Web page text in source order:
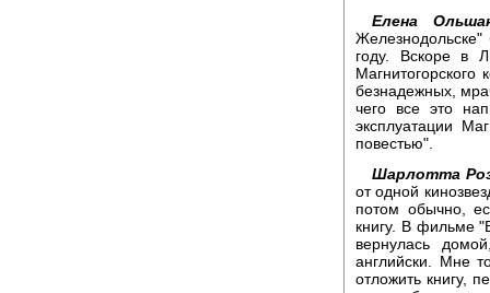
Елена
году. Вскоре в
Магнитогорского
безнадежных,
чего все это
эксплуатации
повестью".
Шарлотта
от одной
потом обычно,
книгу. В фильме
вернулась
английски. Мне
отложить книгу,